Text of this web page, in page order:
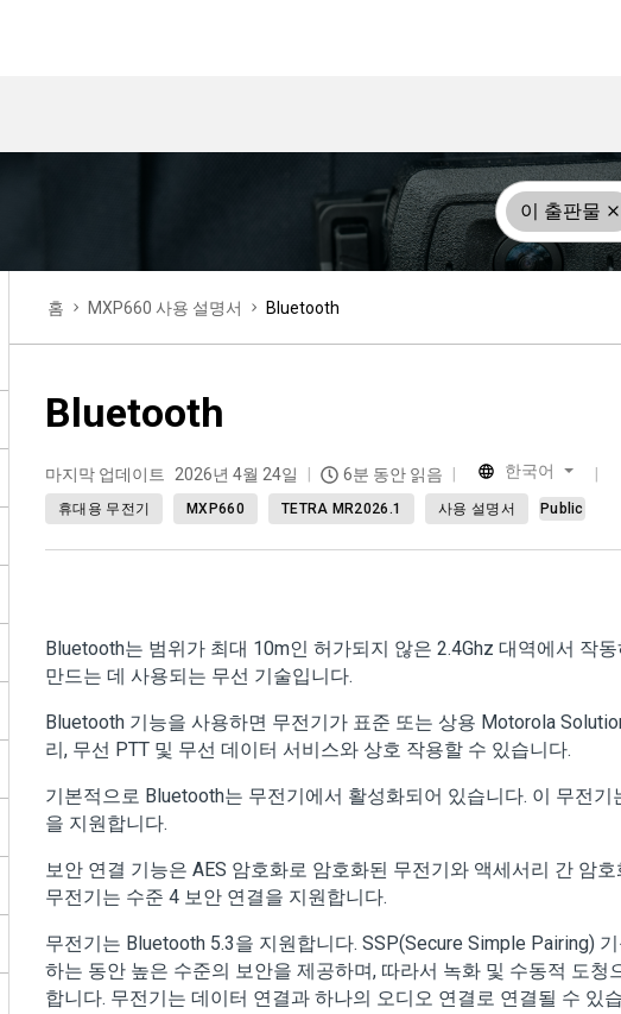
이 출판물
홈 MXP660 사용 설명서 Bluetooth
Bluetooth
마지막 업데이트 2026년 4월 24일 6분 동안 읽음 한국어
휴대용 무전기 MXP660 TETRA MR2026.1 사용 설명서 Public
Bluetooth는 범위가 최대 10m인 허가되지 않은 2.4Ghz 대역에서 작
만드는 데 사용되는 무선 기술입니다.
Bluetooth 기능을 사용하면 무전기가 표준 또는 상용 Motorola
리, 무선 PTT 및 무선 데이터 서비스와 상호 작용할 수 있습니다.
기본적으로 Bluetooth는 무전기에서 활성화되어 있습니다. 이 무전기
을 지원합니다.
보안 연결 기능은 AES 암호화로 암호화된 무전기와 액세서리 간 암
무전기는 수준 4 보안 연결을 지원합니다.
무전기는 Bluetooth 5.3을 지원합니다. SSP(Secure Simple Pairing)
하는 동안 높은 수준의 보안을 제공하며, 따라서 녹화 및 수동적 도청
합니다. 무전기는 데이터 연결과 하나의 오디오 연결로 연결될 수 있